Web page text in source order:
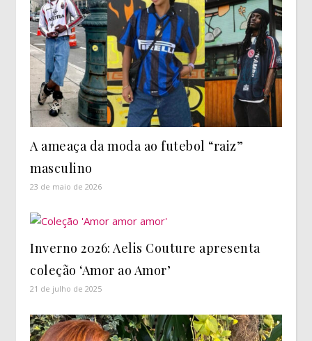
A ameaça da moda ao futebol “raiz”
masculino
23 de maio de 2026
Inverno 2026: Aelis Couture apresenta
coleção ‘Amor ao Amor’
21 de julho de 2025